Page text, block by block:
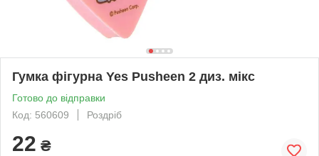
Гумка фігурна Yes Pusheen 2 диз. мікс
Готово до відправки
Код: 560609
Роздріб
22 ₴